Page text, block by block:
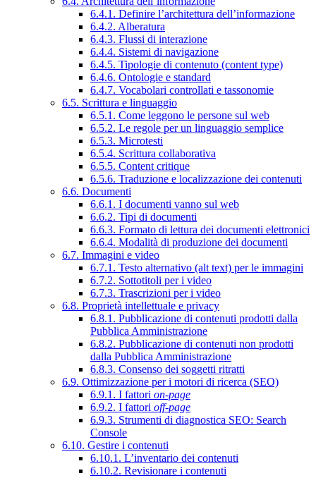
6.4.1. Definire l’architettura dell’informazione
6.4.2. Alberatura
6.4.3. Flussi di interazione
6.4.4. Sistemi di navigazione
6.4.5. Tipologie di contenuto (content type)
6.4.6. Ontologie e standard
6.4.7. Vocabolari controllati e tassonomie
6.5. Scrittura e linguaggio
6.5.1. Come leggono le persone sul web
6.5.2. Le regole per un linguaggio semplice
6.5.3. Microtesti
6.5.4. Scrittura collaborativa
6.5.5. Content critique
6.5.6. Traduzione e localizzazione dei contenuti
6.6. Documenti
6.6.1. I documenti vanno sul web
6.6.2. Tipi di documenti
6.6.3. Formato di lettura dei documenti elettronici
6.6.4. Modalità di produzione dei documenti
6.7. Immagini e video
6.7.1. Testo alternativo (alt text) per le immagini
6.7.2. Sottotitoli per i video
6.7.3. Trascrizioni per i video
6.8. Proprietà intellettuale e privacy
6.8.1. Pubblicazione di contenuti prodotti dalla
Pubblica Amministrazione
6.8.2. Pubblicazione di contenuti non prodotti
dalla Pubblica Amministrazione
6.8.3. Consenso dei soggetti ritratti
6.9. Ottimizzazione per i motori di ricerca (SEO)
6.9.1. I fattori on-page
6.9.2. I fattori off-page
6.9.3. Strumenti di diagnostica SEO: Search
Console
6.10. Gestire i contenuti
6.10.1. L’inventario dei contenuti
6.10.2. Revisionare i contenuti